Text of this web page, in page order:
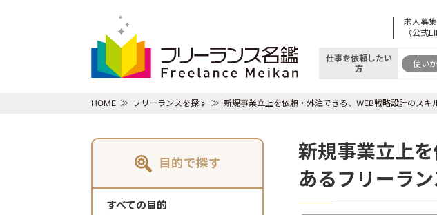
求人募
（公式
仕事を依頼したい
方
使い
HOME フリーランスを探す 新規事業立上を依頼・外注できる、WEB戦略設計のスキ
目的で探す
すべての目的
新規事業立上
あるフリーラ